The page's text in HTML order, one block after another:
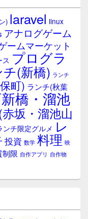
) laravel linux
アナログゲーム
ームマーケット
プログラ
(新橋) ランチ
町) ランチ(秋葉
橋・溜池
坂・溜池山
ンチ限定グルメ レ
投資 数学 料理 映
制限 自作アプリ 自作物